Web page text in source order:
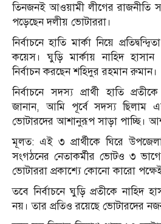
তিনজনই আওয়ামী লীগের রাজনীতি
পড়েছেন দলীয় ভোটাররা।
নির্বাচনে হাতি মার্কা নিয়ে
কয়েস। ঘুড়ি মার্কায় নাহিদ
নির্বাচন করছেন শহিদুর রহমান রুমান।
নির্বাচনে সদস্য প্রার্থী হাতি
জানান, আমি পূর্বে সদস্য ছিলাম
ভোটারদের আশানুরূপ সাড়া পাচ্ছি।
মূলত: এই ৩ প্রার্থীকে ঘিরে
সংগঠনের নেতাকর্মীর ভোটও ৩
ভোটাররা প্রকাশ্যে কোনো কারো
তবে নির্বাচনে ঘুড়ি প্রতীকে নাহিদ
নয়। তার প্রতিও রয়েছে ভোটারদের